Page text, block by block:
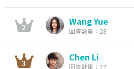
Wang Yue
回答數量：28
Chen Li
回答數量：27